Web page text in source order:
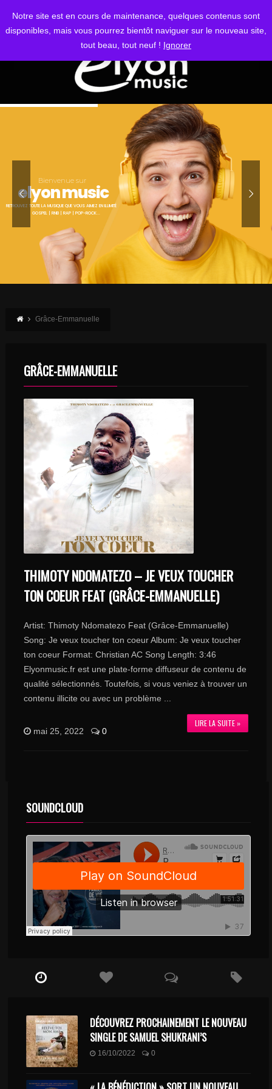
Notre site est en cours de maintenance, quelques contenus sont
disponibles, mais vous pourrez bientôt naviguer sur le nouveau site,
tout beau, tout neuf ! Ignorer
S'IDENTIFIER
Bienvenue sur
elyon music
RETROUVEZ TOUTE LA MUSIQUE QUE VOUS AIMEZ EN ILLIMITÉ
GOSPEL | RNB | RAP | POP-ROCK...
Grâce-Emmanuelle
GRÂCE-EMMANUELLE
THIMOTY NDOMATEZO – JE VEUX TOUCHER
TON COEUR FEAT (GRÂCE-EMMANUELLE)
Artist: Thimoty Ndomatezo Feat (Grâce-Emmanuelle)
Song: Je veux toucher ton coeur Album: Je veux toucher
ton coeur Format: Christian AC Song Length: 3:46
Elyonmusic.fr est une plate-forme diffuseur de contenu de
qualité sélectionnés. Toutefois, si vous veniez à trouver un
contenu illicite ou avec un problème ...
LIRE LA SUITE »
mai 25, 2022 0
SOUNDCLOUD
DÉCOUVREZ PROCHAINEMENT LE NOUVEAU
SINGLE DE SAMUEL SHUKRANI’S
16/10/2022 0